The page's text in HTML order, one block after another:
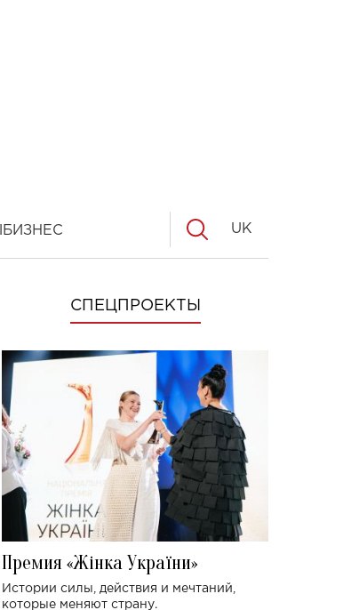
БИЗНЕС UK
СПЕЦПРОЕКТЫ
Премия «Жінка України»
Истории силы, действия и мечтаний,
которые меняют страну.